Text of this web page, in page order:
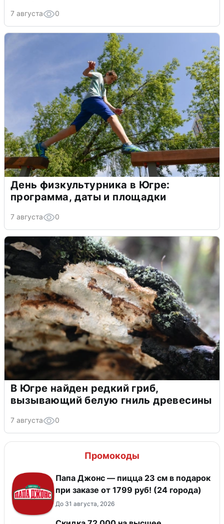
7 августа 0
День физкультурника в Югре:
программа, даты и площадки
7 августа 0
В Югре найден редкий гриб,
вызывающий белую гниль древесины
7 августа 0
Промокоды
Папа Джонс — пицца 23 см в подарок
при заказе от 1799 руб! (24 города)
До 31 августа, 2026